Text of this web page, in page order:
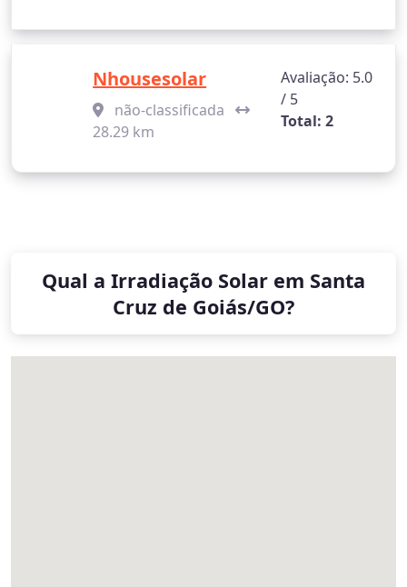
Nhousesolar
não-classificada
28.29 km
Avaliação: 5.0
/ 5
Total: 2
Qual a Irradiação Solar em Santa
Cruz de Goiás/GO?